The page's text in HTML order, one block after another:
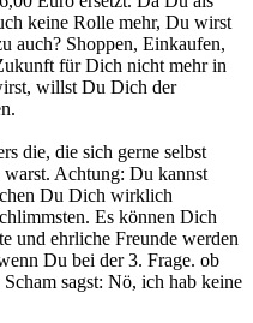
keine Rolle mehr, Du wirst
auch? Shoppen, Einkaufen,
für Dich nicht mehr in
willst Du Dich der
die, die sich gerne selbst
Achtung: Du kannst
Du Dich wirklich
Es können Dich
und ehrliche Freunde werden
Du bei der 3. Frage. ob
sagst: Nö, ich hab keine